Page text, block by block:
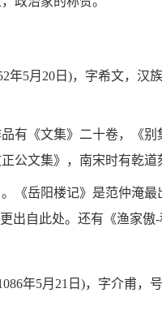
年5月20日)，字希文，
有《文集》二十卷，《
公文集》，南宋时有乾道
《岳阳楼记》是范仲淹
出自此处。还有《渔家
年5月21日)，字介甫